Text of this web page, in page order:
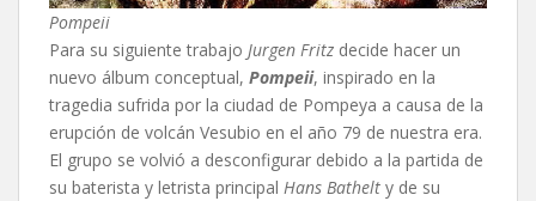
Pompeii
Para su siguiente trabajo Jurgen Fritz decide hacer un
nuevo álbum conceptual, Pompeii, inspirado en la
tragedia sufrida por la ciudad de Pompeya a causa de la
erupción de volcán Vesubio en el año 79 de nuestra era.
El grupo se volvió a desconfigurar debido a la partida de
su baterista y letrista principal Hans Bathelt y de su